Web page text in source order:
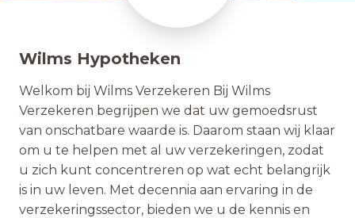
Wilms Hypotheken
Welkom bij Wilms Verzekeren Bij Wilms
Verzekeren begrijpen we dat uw gemoedsrust
van onschatbare waarde is. Daarom staan wij klaar
om u te helpen met al uw verzekeringen, zodat
u zich kunt concentreren op wat echt belangrijk
is in uw leven. Met decennia aan ervaring in de
verzekeringssector, bieden we u de kennis en